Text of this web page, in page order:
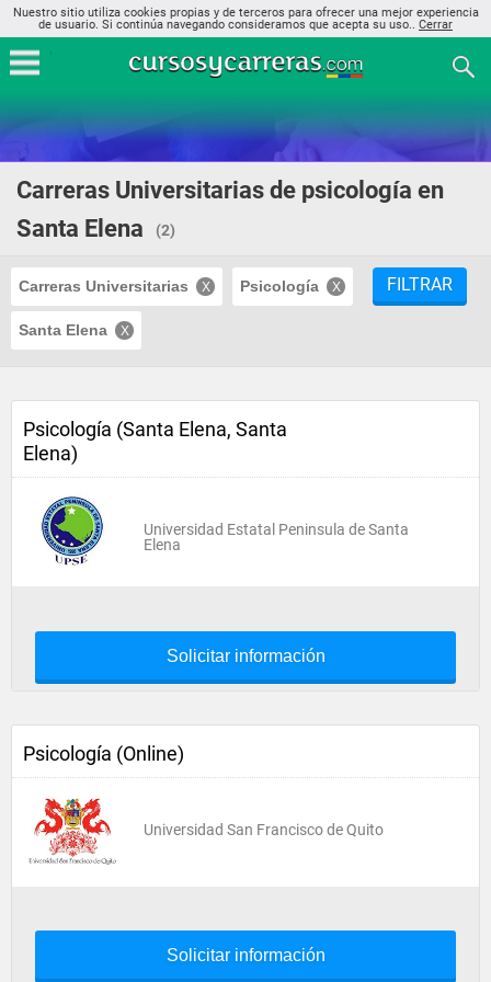
Nuestro sitio utiliza cookies propias y de terceros para ofrecer una mejor experiencia
de usuario. Si continúa navegando consideramos que acepta su uso.. Cerrar
Carreras Universitarias de psicología en
Santa Elena
(2)
Carreras Universitarias Psicología
Santa Elena
FILTRAR
Psicología (Santa Elena, Santa
Elena)
Universidad Estatal Peninsula de Santa
Elena
Solicitar información
Psicología (Online)
Universidad San Francisco de Quito
Solicitar información